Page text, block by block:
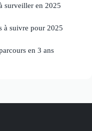
surveiller en 2025
à suivre pour 2025
en 3 ans